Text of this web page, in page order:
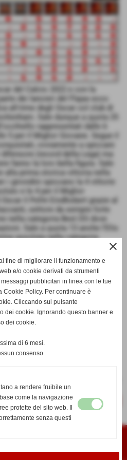
del Calcio 2022 e con la
dei lancieri del Flajax ecco
all-time degli Oscar col club di
Sale dunque a quota 25
rappresentati dalle 6
5 per il Miglior Giovane. Segue il
ovviamente a spiccare
(record della Lega) ma
fanno la loro bella figura. Sale
alla prima storica vittoria nella
i girondini spiccano la 4 vittorie
e le 4 per il Miglior
il Psfrè Eindhobert grazie al
settore da sempre forte
nella categoria Best DS dove
Sale a quota 13 anche l'Elis
assoluta nella categoria
nelle categorie Giovani
raggiunta anche dallo Spagna
Gm settore dove da sempre
storiche. Rimane fermo al
conquistati storicamente,
Inglesi raggiunti così dal
storico Oscar per il Best DS, la
ampiamente la categoria
successivo >>
close
fine di migliorare il funzionamento e
e/o cookie derivati da strumenti
pubblicitari in linea con le tue
Policy. Per continuare è
Cliccando sul pulsante
dei cookie. Ignorando questo banner e
dei cookie.
di 6 mesi.
consenso
a rendere fruibile un
come la navigazione
protette del sito web. Il
senza questi